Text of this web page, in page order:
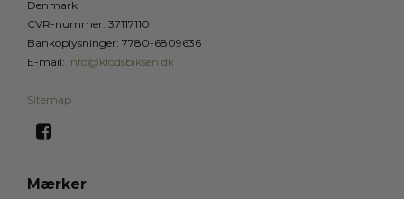
Denmark
CVR-nummer: 37117110
Bankoplysninger: 7780-6809636
E-mail: info@klodsbiksen.dk
Sitemap
Mærker